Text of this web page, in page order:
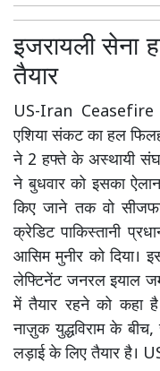
इजरायली सेना
तैयार
US-Iran Ceasefire
एशिया संकट का हल
ने 2 हफ्ते के अस्थायी
ने बुधवार को इसका
किए जाने तक वो
क्रेडिट पाकिस्तानी
आसिम मुनीर को
लेफ्टिनेंट जनरल इयाल
में तैयार रहने को कहा
नाज़ुक युद्धविराम के
लड़ाई के लिए तैयार है।